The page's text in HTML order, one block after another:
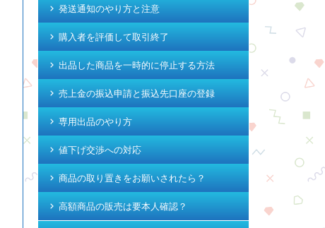
発送通知のやり方と注意
購入者を評価して取引終了
出品した商品を一時的に停止する方法
売上金の振込申請と振込先口座の登録
専用出品のやり方
値下げ交渉への対応
商品の取り置きをお願いされたら？
高額商品の販売は要本人確認？